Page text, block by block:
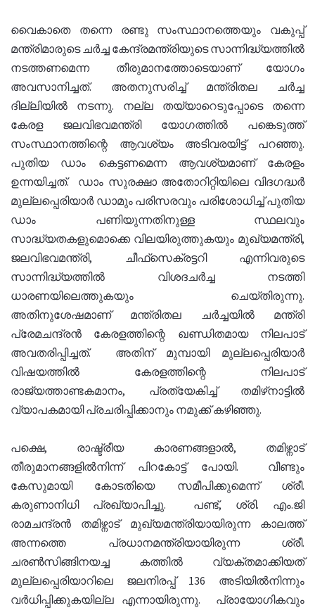
വൈകാതെ തന്നെ രണ്ടു സംസ്ഥാനത്തെയും വകുപ്പ്
മന്ത്രിമാരുടെ ചര്‍ച്ച കേന്ദ്രമന്ത്രിയുടെ സാന്നിദ്ധ്യത്തില്‍
നടത്തണമെന്ന തീരുമാനത്തോടെയാണ് യോഗം
അവസാനിച്ചത്. അതനുസരിച്ച് മന്ത്രിതല ചര്‍ച്ച
ദില്ലിയില്‍ നടന്നു. നല്ല തയ്യാറെടുപ്പോടെ തന്നെ
കേരള ജലവിഭവമന്ത്രി യോഗത്തില്‍ പങ്കെടുത്ത്
സംസ്ഥാനത്തിന്റെ ആവശ്യം അടിവരയിട്ട് പറഞ്ഞു.
പുതിയ ഡാം കെട്ടണമെന്ന ആവശ്യമാണ് കേരളം
ഉന്നയിച്ചത്. ഡാം സുരക്ഷാ അതോറിറ്റിയിലെ വിദഗദ്ധര്‍
മുല്ലപ്പെരിയാര്‍ ഡാമും പരിസരവും പരിശോധിച്ച് പുതിയ
ഡാം പണിയുന്നതിനുള്ള സ്ഥലവും
സാദ്ധ്യതകളുമൊക്കെ വിലയിരുത്തുകയും മുഖ്യമന്ത്രി,
ജലവിഭവമന്ത്രി, ചീഫ്‌സെക്രട്ടറി എന്നിവരുടെ
സാന്നിദ്ധ്യത്തില്‍ വിശദചര്‍ച്ച നടത്തി
ധാരണയിലെത്തുകയും ചെയ്തിരുന്നു.
അതിനുശേഷമാണ് മന്ത്രിതല ചര്‍ച്ചയില്‍ മന്ത്രി
പ്രേമചന്ദ്രന്‍ കേരളത്തിന്റെ ഖണ്ഡിതമായ നിലപാട്
അവതരിപ്പിച്ചത്. അതിന് മുമ്പായി മുല്ലപ്പെരിയാര്‍
വിഷയത്തില്‍ കേരളത്തിന്റെ നിലപാട്
രാജ്യത്താണ്ടകമാനം, പ്രത്യേകിച്ച് തമിഴ്‌നാട്ടില്‍
വ്യാപകമായി പ്രചരിപ്പിക്കാനും നമുക്ക് കഴിഞ്ഞു.
പക്ഷെ, രാഷ്ട്രീയ കാരണങ്ങളാൽ, തമിഴ്നാട്
തീരുമാനങ്ങളിൽനിന്ന് പിറകോട്ട് പോയി. വീണ്ടും
കേസുമായി കോടതിയെ സമീപിക്കുമെന്ന് ശ്രീ.
കരുണാനിധി പ്രഖ്യാപിച്ചു. പണ്ട്, ശ്രി. എം.ജി
രാമചന്ദ്രൻ തമിഴ്നാട് മുഖ്യമന്ത്രിയായിരുന്ന കാലത്ത്
അന്നത്തെ പ്രധാനമന്ത്രിയായിരുന്ന ശ്രീ.
ചരൺസിങ്ങിനയച്ച കത്തിൽ വ്യക്തമാക്കിയത്
മുല്ലപ്പെരിയാറിലെ ജലനിരപ്പ് 136 അടിയിൽനിന്നും
വർധിപ്പിക്കുകയില്ല എന്നായിരുന്നു. പ്രായോഗികവും